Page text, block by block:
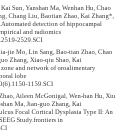
Sun, Yanshan Ma, Wenhan Hu, Chao
Chang Liu, Baotian Zhao, Kai Zhang*,
detection of hippocampal
and radiomics
2529.SCI
Mo, Lin Sang, Bao‐tian Zhao, Chao
Zhang, Xiao‐qiu Shao, Kai
and network of oroalimentary
lobe
1159.SCI
Aileen McGonigal, Wen-han Hu, Xiu
Ma, Jian-guo Zhang, Kai
Focal Cortical Dysplasia Type II: An
Study.frontiers in